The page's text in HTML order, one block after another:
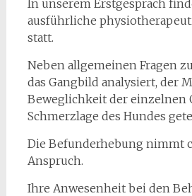
In unserem Erstgespräch
ausführliche
statt.
Neben allgemeinen Fragen
das Gangbild analysiert, der
Beweglichkeit der einzelnen
Schmerzlage des Hundes
Die Befunderhebung nimmt
Anspruch.
Ihre Anwesenheit bei den